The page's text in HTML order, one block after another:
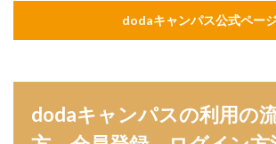
dodaキャンパス公式ペー
dodaキャンパスの利用の